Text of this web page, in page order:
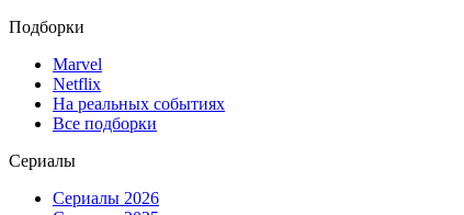
Подборки
Marvel
Netflix
На реальных событиях
Все подборки
Сериалы
Сериалы 2026